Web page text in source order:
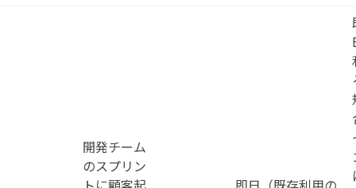
開発チーム
のスプリン